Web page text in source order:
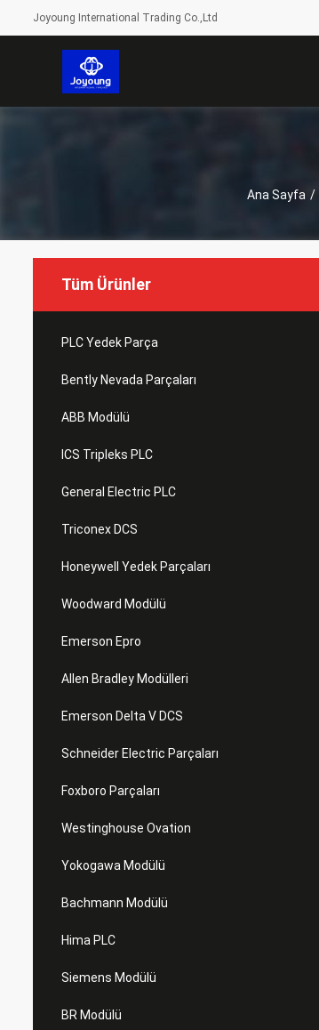
Joyoung International Trading Co.,Ltd
Ana Sayfa /
Tüm Ürünler
PLC Yedek Parça
Bently Nevada Parçaları
ABB Modülü
ICS Tripleks PLC
General Electric PLC
Triconex DCS
Honeywell Yedek Parçaları
Woodward Modülü
Emerson Epro
Allen Bradley Modülleri
Emerson Delta V DCS
Schneider Electric Parçaları
Foxboro Parçaları
Westinghouse Ovation
Yokogawa Modülü
Bachmann Modülü
Hima PLC
Siemens Modülü
BR Modülü